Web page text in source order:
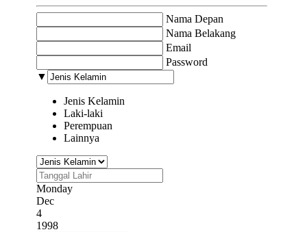
Nama Depan
Nama Belakang
Email
Password
▼
Jenis Kelamin
Laki-laki
Perempuan
Lainnya
Monday
Dec
4
1998